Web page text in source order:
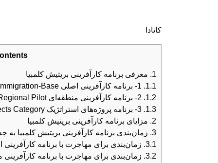
کانادا
1. معرفی برنامه کارآفرینی بریتیش کلمبیا
1.1.
1.2.
1.3.
2. مزایای برنامه کارآفرینی بریتیش کلمبیا
3. زمان‌بندی برنامه کارآفرینی بریتیش کلمبیا
3.1. زمان‌بندی برای مهاجرت با برنامه کارآفرینی
3.2. زمان‌بندی برای مهاجرت با برنامه